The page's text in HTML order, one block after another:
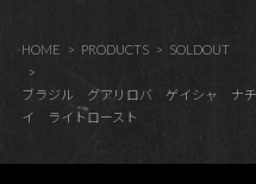
HOME PRODUCTS SOLDOUT
ブラジル グアリロバ ゲイシャ ナチ
イ ライトロースト